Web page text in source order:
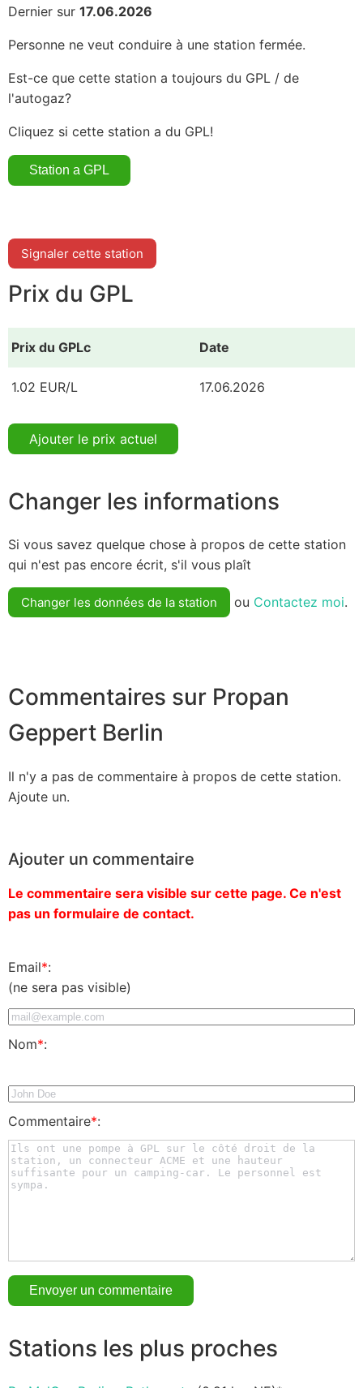
Dernier sur 17.06.2026
Personne ne veut conduire à une station fermée.
Est-ce que cette station a toujours du GPL / de
l'autogaz?
Cliquez si cette station a du GPL!
Signaler cette station
Prix du GPL
Prix du GPLc Date
1.02 EUR/L 17.06.2026
Ajouter le prix actuel
Changer les informations
Si vous savez quelque chose à propos de cette station
qui n'est pas encore écrit, s'il vous plaît
Changer les données de la station ou Contactez moi.
Commentaires sur Propan
Geppert Berlin
Il n'y a pas de commentaire à propos de cette station.
Ajoute un.
Ajouter un commentaire
Le commentaire sera visible sur cette page. Ce n'est
pas un formulaire de contact.
Email*:
(ne sera pas visible)
Nom*:
Commentaire*:
Stations les plus proches